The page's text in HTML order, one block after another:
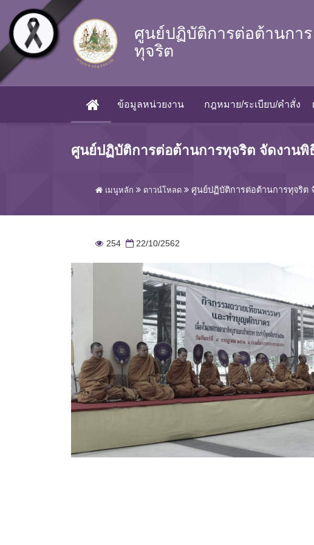
Skip to main content
ศูนย์ปฏิบัติการต่อต้านการ
ทุจริต
(CURRENT)
ข้อมูลหน่วยงาน กฎหมาย/ระเบียบ/คำสั่ง
ศูนย์ปฏิบัติการต่อต้านการทุจริต จัดงาน
เมนูหลัก ดาวน์โหลด ศูนย์ปฏิบัติการต่อต้านการทุจริต
254 22/10/2562